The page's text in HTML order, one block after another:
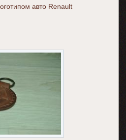
авто Renault